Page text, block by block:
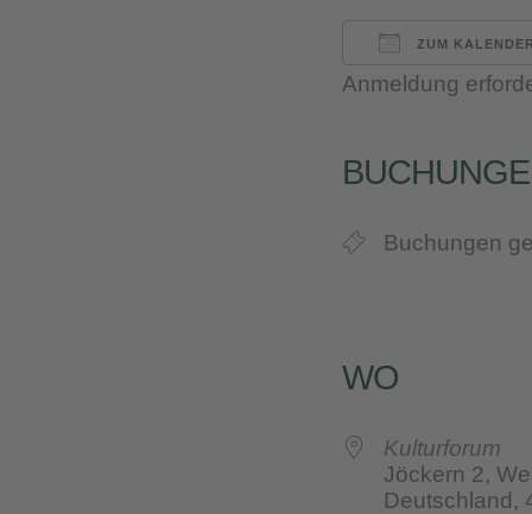
ZUM
ICS Google
Anmeldung
Buchungen
WO
Kulturforum
Jöckern 2,
Deutschland,